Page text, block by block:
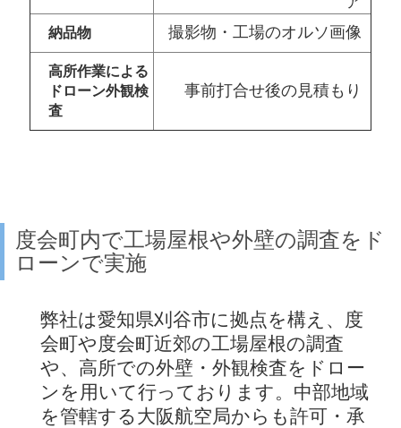
納品物 撮影物・工場のオルソ画像
高所作業による
ドローン外観検
査
事前打合せ後の見積もり
度会町内で工場屋根や外壁の調査をド
ローンで実施
弊社は愛知県刈谷市に拠点を構え、度
会町や度会町近郊の工場屋根の調査
や、高所での外壁・外観検査をドロー
ンを用いて行っております。中部地域
を管轄する大阪航空局からも許可・承